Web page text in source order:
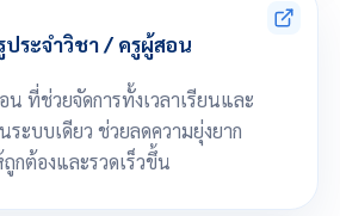
อมูลตามนักเรียนขาดเรียน
เรียนที่มีพฤติกรรมด้านลบ
กเวลาเรียนโดยครูที่ปรึกษา
รของนักเรียนที่รับผิดชอบ
กรรมนักเรียนที่รับผิดชอบ
ระจำวิชา / ครูผู้สอน
น ที่ช่วยจัดการทั้งเวลาเรียนและ
ะบบเดียว ช่วยลดความยุ่งยาก
กต้องและรวดเร็วขึ้น